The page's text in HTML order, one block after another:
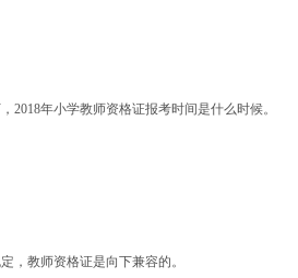
2018年小学教师资格证报考时间是什么时候。
，教师资格证是向下兼容的。